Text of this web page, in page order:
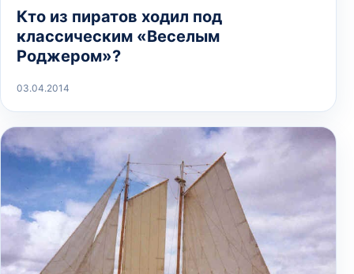
Кто из пиратов ходил под
классическим «Веселым
Роджером»?
03.04.2014